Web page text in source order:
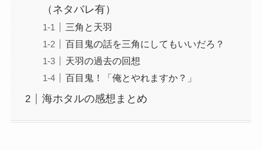
（ネタバレ有）
三角と天羽
百目鬼の話を三角にしてもいいだろ？
天羽の過去の回想
百目鬼！「俺とやれますか？」
海ホタルの感想まとめ